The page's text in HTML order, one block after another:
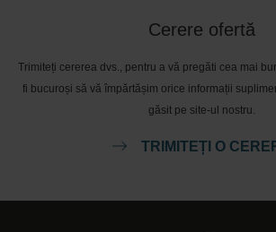
Cerere ofertă
Trimiteți cererea dvs., pentru a vă pregăti cea mai
fi bucuroși să vă împărtășim orice informații
găsit pe site-ul nostru.
TRIMITEȚI O